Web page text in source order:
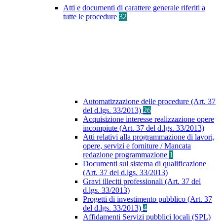
Atti e documenti di carattere generale riferiti a
tutte le procedure 32
Automatizzazione delle procedure (Art. 37
del d.lgs. 33/2013) 26
Acquisizione interesse realizzazione opere
incompiute (Art. 37 del d.lgs. 33/2013)
Atti relativi alla programmazione di lavori,
opere, servizi e forniture / Mancata
redazione programmazione 1
Documenti sul sistema di qualificazione
(Art. 37 del d.lgs. 33/2013)
Gravi illeciti professionali (Art. 37 del
d.lgs. 33/2013)
Progetti di investimento pubblico (Art. 37
del d.lgs. 33/2013) 4
Affidamenti Servizi pubblici locali (SPL)